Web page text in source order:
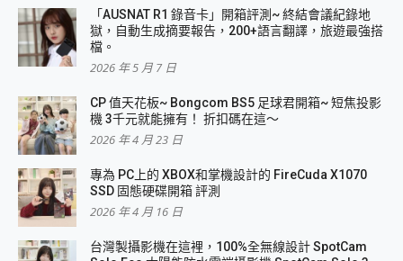
「AUSNAT R1 錄音卡」開箱評測~ 終結會議紀錄地
獄，自動生成摘要報告，200+語言翻譯，旅遊最強搭
檔。
2026 年 5 月 7 日
CP 值天花板~ Bongcom BS5 足球君開箱~ 短焦投影
機 3千元就能擁有！ 折扣碼在這～
2026 年 4 月 23 日
專為 PC上的 XBOX和掌機設計的 FireCuda X1070
SSD 固態硬碟開箱 評測
2026 年 4 月 16 日
台灣製攝影機在這裡，100%全無線設計 SpotCam